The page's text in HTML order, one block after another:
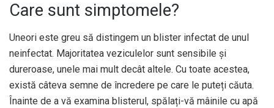
Care sunt simptomele?
Uneori este greu să distingem un blister infectat de unul
neinfectat. Majoritatea veziculelor sunt sensibile și
dureroase, unele mai mult decât altele. Cu toate acestea,
există câteva semne de încredere pe care le puteți căuta.
Înainte de a vă examina blisterul, spălați-vă mâinile cu apă